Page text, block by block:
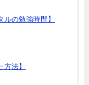
ルの勉強時間】
方法】